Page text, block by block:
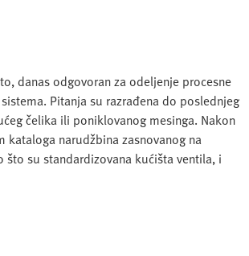
danas odgovoran za odeljenje procesne
Pitanja su razrađena do poslednjeg
čelika ili poniklovanog mesinga. Nakon
narudžbina zasnovanog na
su standardizovana kućišta ventila, i